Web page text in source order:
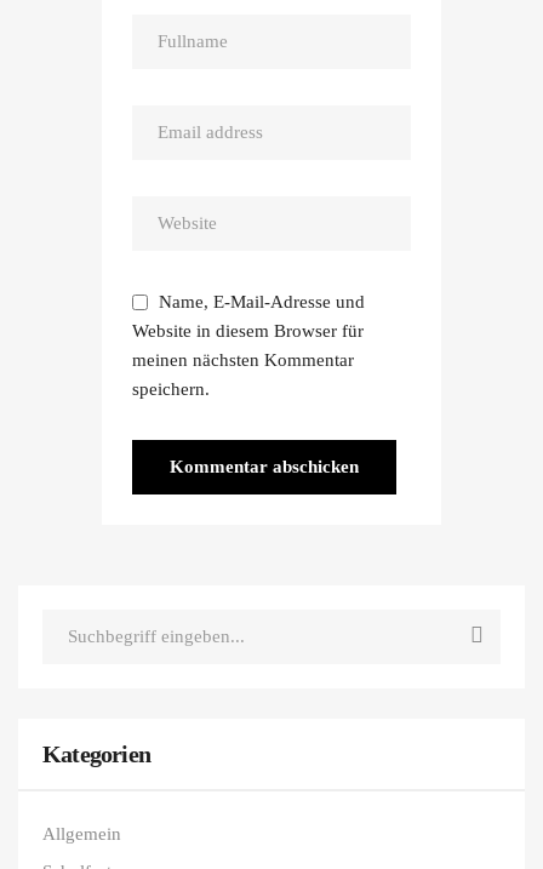
Name, E-Mail-Adresse und
Website in diesem Browser für
meinen nächsten Kommentar
speichern.
Kategorien
Allgemein